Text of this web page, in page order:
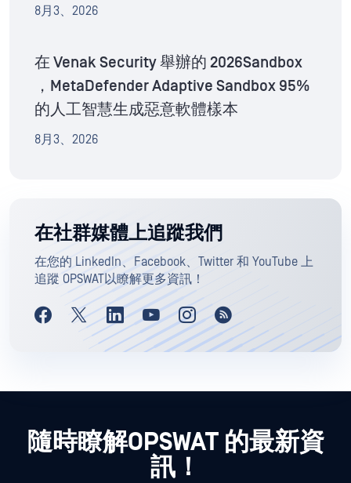
8月3、2026
在 Venak Security 舉辦的 2026Sandbox
，MetaDefender Adaptive Sandbox 95%
的人工智慧生成惡意軟體樣本
8月3、2026
在社群媒體上追蹤我們
在您的 LinkedIn、Facebook、Twitter 和 YouTube 上
追蹤 OPSWAT以瞭解更多資訊！
隨時瞭解OPSWAT 的最新資
訊！